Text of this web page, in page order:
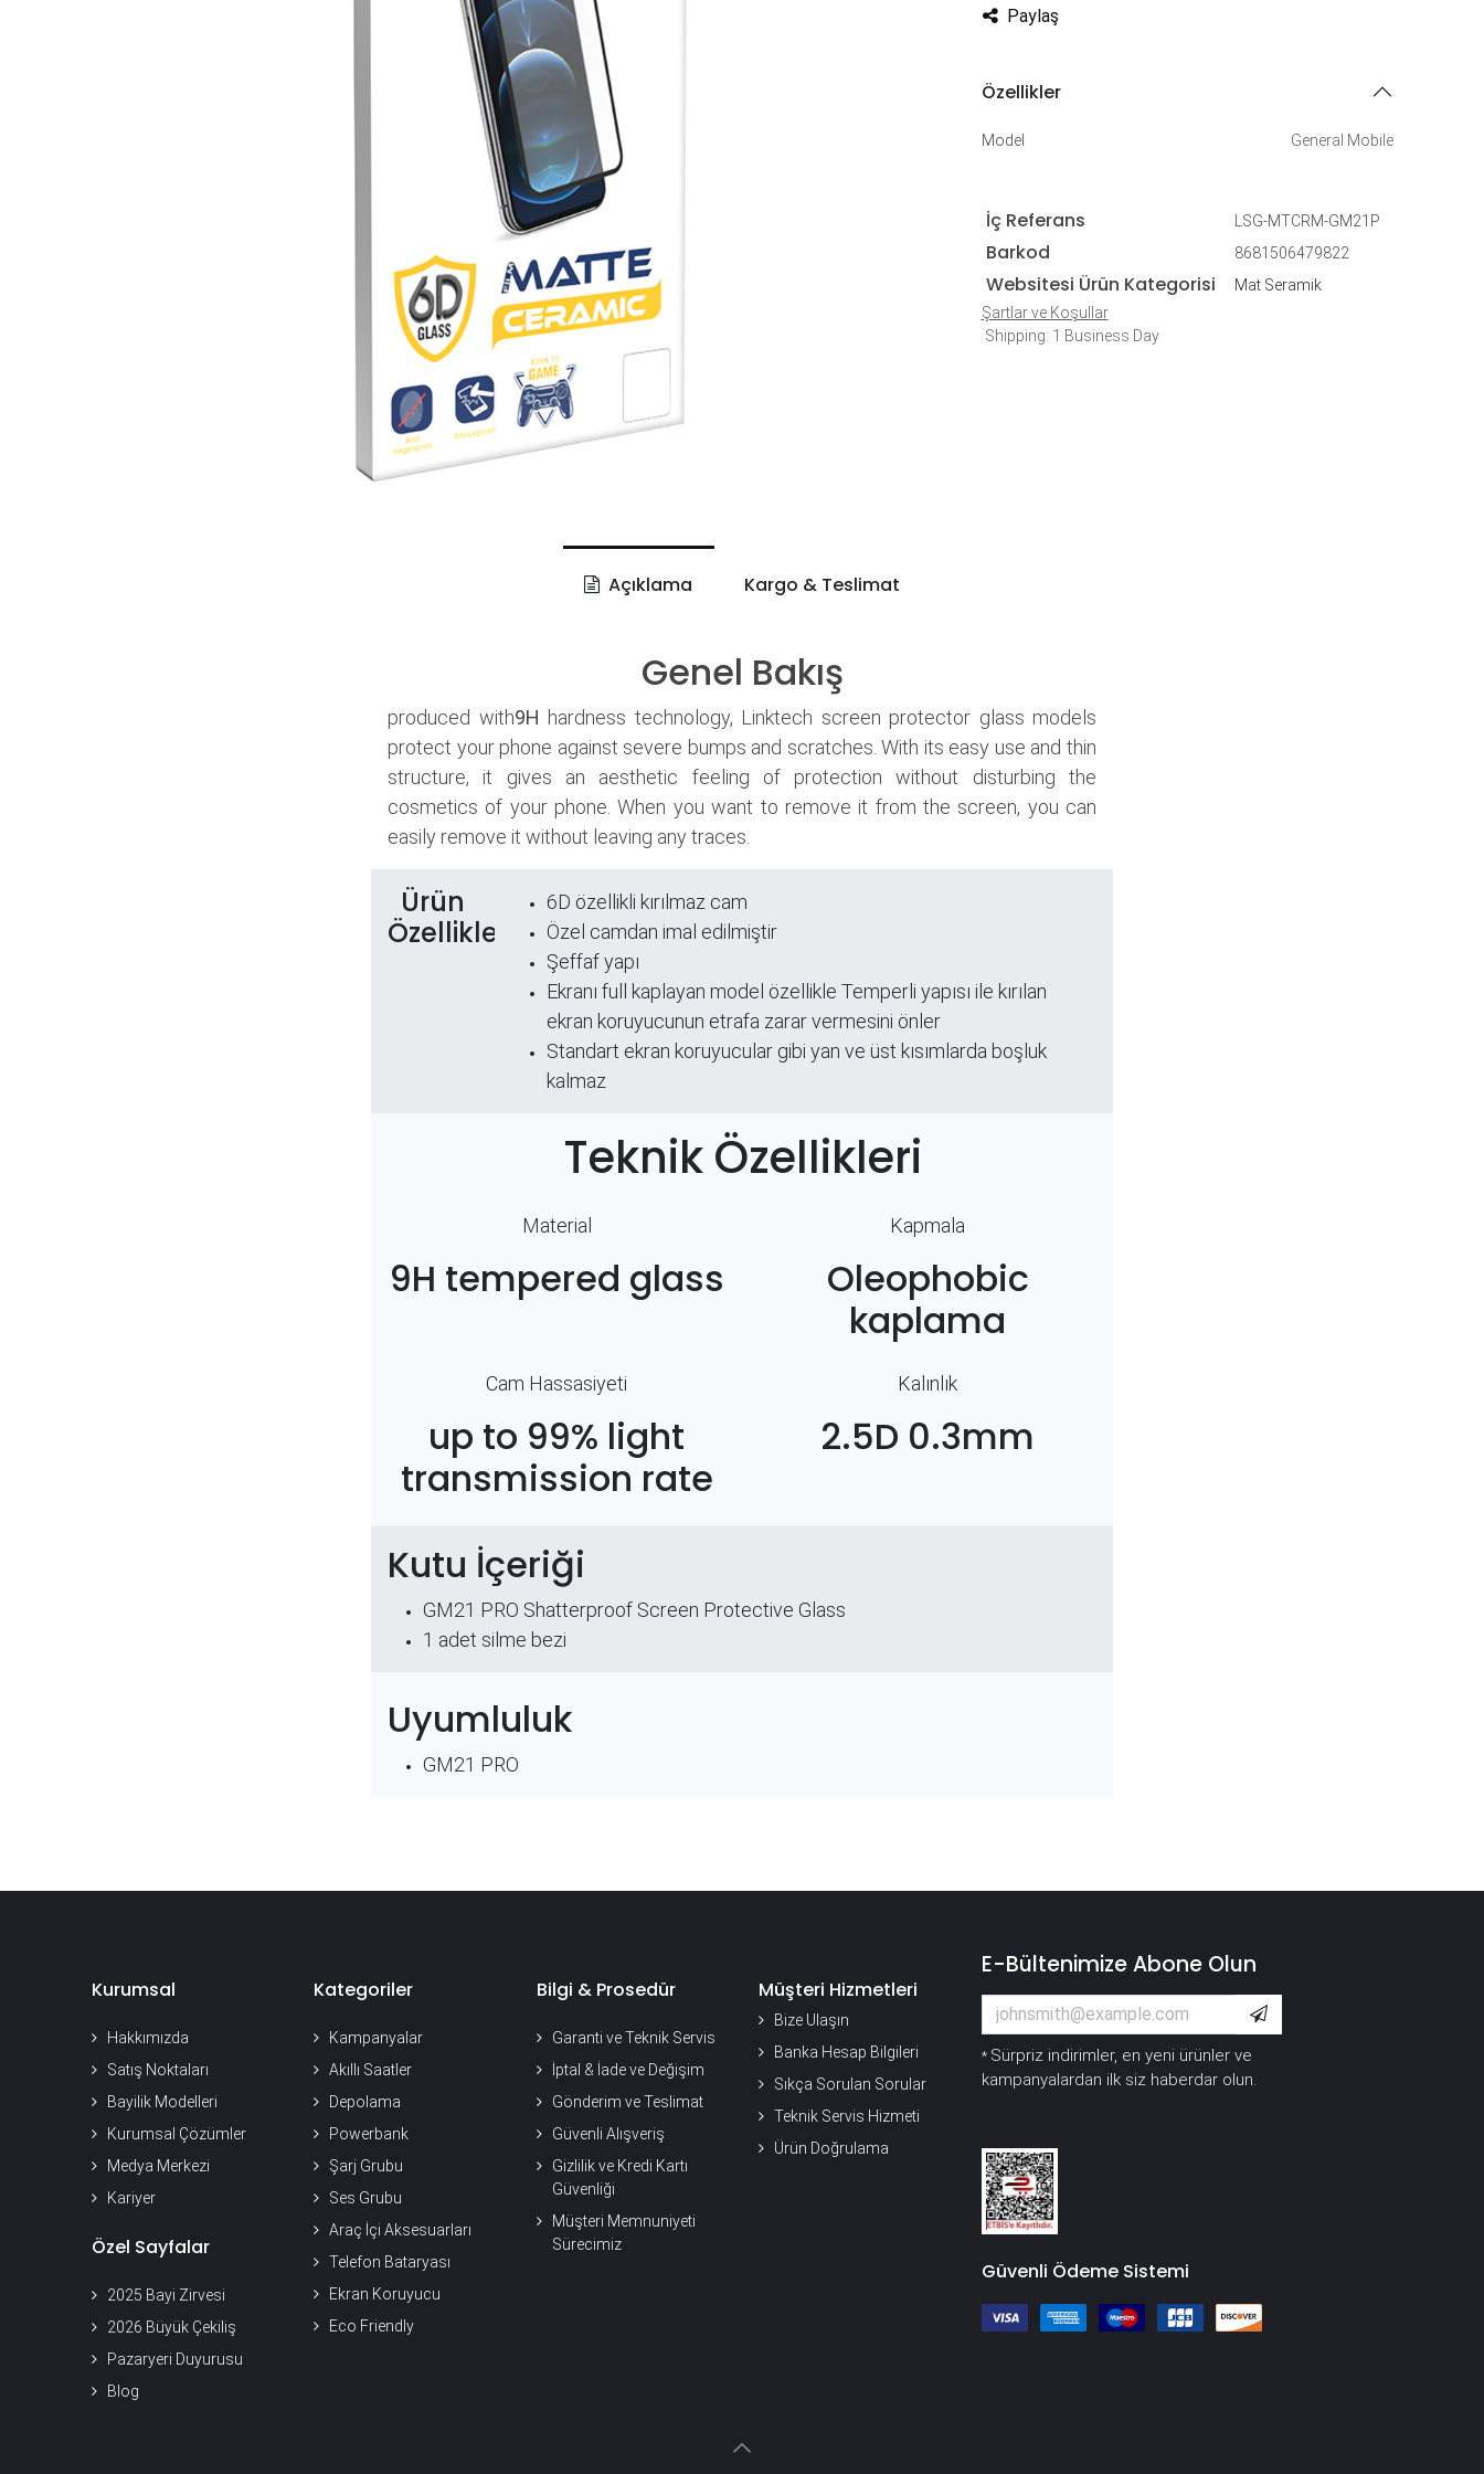
Paylaş
Özellikler
Model General Mobile
İç Referans LSG-MTCRM-GM21P
Barkod 8681506479822
Websitesi Ürün Kategorisi
Mat Seramik
Şartlar ve Koşullar
Shipping: 1 Business Day
Açıklama Kargo & Teslimat
Genel Bakış
produced with9H hardness technology, Linktech screen protector glass models
protect your phone against severe bumps and scratches. With its easy use and thin
structure, it gives an aesthetic feeling of protection without disturbing the
cosmetics of your phone. When you want to remove it from the screen, you can
easily remove it without leaving any traces.
Ürün
Özellikleri
6D özellikli kırılmaz cam
Özel camdan imal edilmiştir
Şeffaf yapı
​Ekranı full kaplayan model özellikle Temperli yapısı ile kırılan
ekran koruyucunun etrafa zarar vermesini önler
Standart ekran koruyucular gibi yan ve üst kısımlarda boşluk
kalmaz
Teknik Özellikleri
Material
9H tempered glass
Kapmala
Oleophobic
kaplama
Cam Hassasiyeti
up to 99% light
transmission rate
Kalınlık
2.5D 0.3mm
Kutu İçeriği
GM21 PRO Shatterproof Screen Protective Glass
​1 adet silme bezi
Uyumluluk
GM21 PRO
Kurumsal
Hakkımızda
Satış Noktaları
Bayilik Modelleri
Kurumsal Çözümler
Medya Merkezi
Kariyer
Özel Sayfalar
2025 Bayi Zirvesi
2026 Büyük Çekiliş
Pazaryeri Duyurusu
Blog
Kategoriler
Kampanyalar
Akıllı Saatler
Depolama
Powerbank
Şarj Grubu
Ses Grubu
Araç İçi Aksesuarları
Telefon Bataryası
Ekran Koruyucu
Eco Friendly
Bilgi & Prosedür
Garanti ve Teknik Servis
İptal & İade ve Değişim
Gönderim ve Teslimat
Güvenli Alışveriş
Gizlilik ve Kredi Kartı
Güvenliği
Müşteri Memnuniyeti
Sürecimiz
Müşteri Hizmetleri
Bize Ulaşın
Banka Hesap Bilgileri
Sıkça Sorulan Sorular
Teknik Servis Hizmeti
Ürün Doğrulama
E-Bültenimize Abone Olun
* Sürpriz indirimler, en yeni ürünler ve
kampanyalardan ilk siz haberdar olun.
Güvenli Ödeme Sistemi